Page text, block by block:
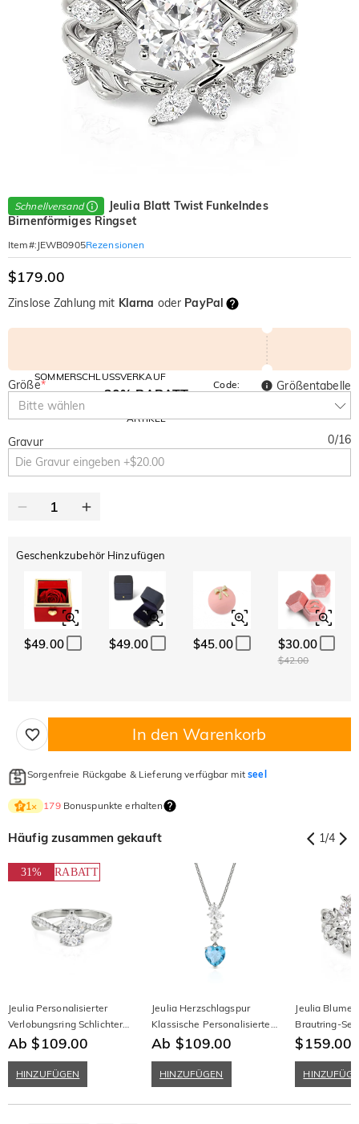
Schnellversand
Jeulia Blatt Twist Funkelndes
Birnenförmiges Ringset
Item#: JEWB0905Rezensionen
$179.00
Zinslose Zahlung mit Klarna oder PayPal
SOMMERSCHLUSSVERKAUF
10% RABATT
AUF ALLES
30% RABATT
ARTIKEL
Code:
SUMMER
Größe*
Bitte wählen
Größentabelle
Gravur 0/16
Geschenkzubehör Hinzufügen
$49.00 $49.00 $45.00 $30.00
$42.00
In den Warenkorb
Sorgenfreie Rückgabe & Lieferung verfügbar mitseel
1× 179Bonuspunkte erhalten
Häufig zusammen gekauft 1/4
31% RABATT
Jeulia Personalisierter
Verlobungsring Schlichter
Twist Birnenschliff
Ab $109.00
HINZUFÜGEN
Jeulia Herzschlagspur
Klassische Personalisierte
Herz Halskette
Ab $109.00
HINZUFÜGEN
Jeulia
Brautring-
aus Sterling
$159.00